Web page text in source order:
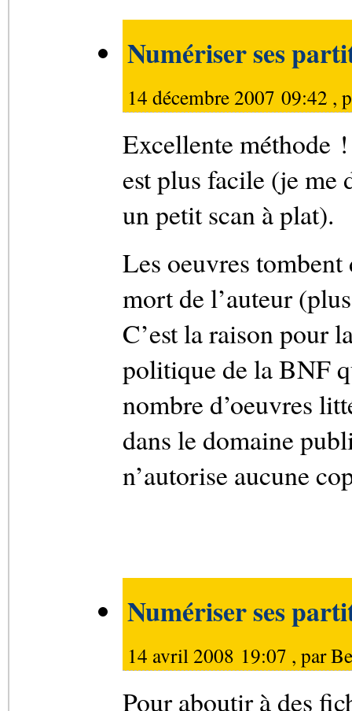
Numériser ses
14 décembre 2007 09:42 ,
Excellente méthode !
est plus facile (je me
un petit scan à plat).
Les oeuvres
mort de l’auteur
C’est la raison pour
politique de la BNF
nombre d’oeuvres
dans le domaine
n’autorise aucune
Numériser ses
14 avril 2008 19:07 , par
Pour aboutir à des